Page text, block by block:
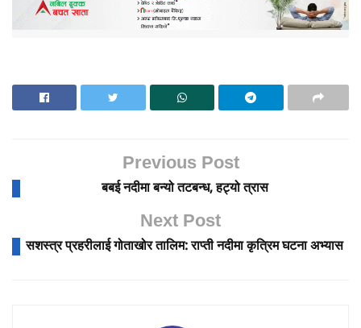
Previous Post
बबई नदीमा बन्यो तटबन्ध, हट्यो त्रास
Next Post
सशस्त्र प्रहरीलाई गोताखोर तालिम: राप्ती नदीमा कृत्रिम घटना अभ्यास